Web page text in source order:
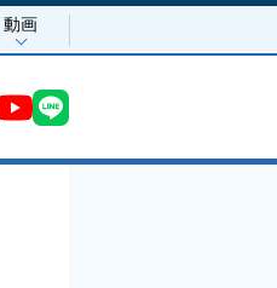
動画